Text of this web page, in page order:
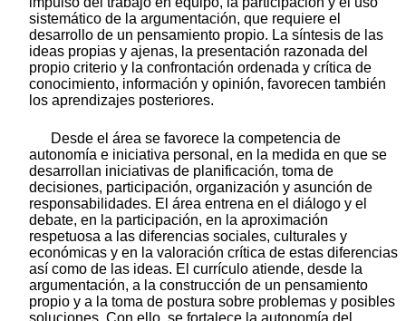
sistemático de la argumentación, que requiere el
desarrollo de un pensamiento propio. La síntesis de las
ideas propias y ajenas, la presentación razonada del
propio criterio y la confrontación ordenada y crítica de
conocimiento, información y opinión, favorecen también
los aprendizajes posteriores.
Desde el área se favorece la competencia de
autonomía e iniciativa personal, en la medida en que se
desarrollan iniciativas de planificación, toma de
decisiones, participación, organización y asunción de
responsabilidades. El área entrena en el diálogo y el
debate, en la participación, en la aproximación
respetuosa a las diferencias sociales, culturales y
económicas y en la valoración crítica de estas diferencias
así como de las ideas. El currículo atiende, desde la
argumentación, a la construcción de un pensamiento
propio y a la toma de postura sobre problemas y posibles
soluciones. Con ello, se fortalece la autonomía del